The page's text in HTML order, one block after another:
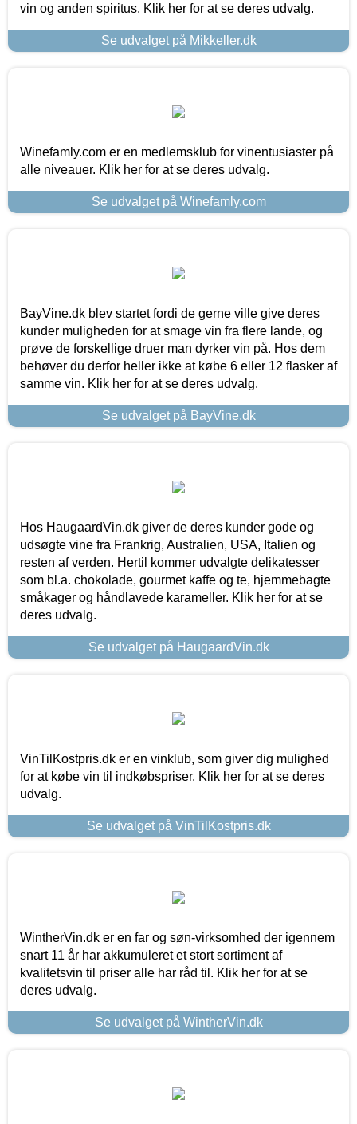
vin og anden spiritus. Klik her for at se deres udvalg.
Se udvalget på Mikkeller.dk
Winefamly.com er en medlemsklub for vinentusiaster på
alle niveauer. Klik her for at se deres udvalg.
Se udvalget på Winefamly.com
BayVine.dk blev startet fordi de gerne ville give deres
kunder muligheden for at smage vin fra flere lande, og
prøve de forskellige druer man dyrker vin på. Hos dem
behøver du derfor heller ikke at købe 6 eller 12 flasker af
samme vin. Klik her for at se deres udvalg.
Se udvalget på BayVine.dk
Hos HaugaardVin.dk giver de deres kunder gode og
udsøgte vine fra Frankrig, Australien, USA, Italien og
resten af verden. Hertil kommer udvalgte delikatesser
som bl.a. chokolade, gourmet kaffe og te, hjemmebagte
småkager og håndlavede karameller. Klik her for at se
deres udvalg.
Se udvalget på HaugaardVin.dk
VinTilKostpris.dk er en vinklub, som giver dig mulighed
for at købe vin til indkøbspriser. Klik her for at se deres
udvalg.
Se udvalget på VinTilKostpris.dk
WintherVin.dk er en far og søn-virksomhed der igennem
snart 11 år har akkumuleret et stort sortiment af
kvalitetsvin til priser alle har råd til. Klik her for at se
deres udvalg.
Se udvalget på WintherVin.dk